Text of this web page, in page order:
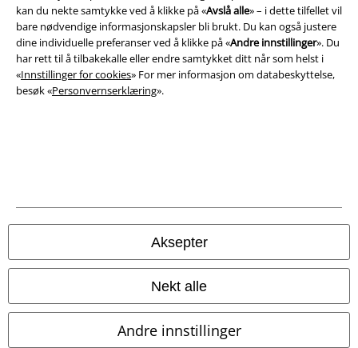
kan du nekte samtykke ved å klikke på «Avslå alle» – i dette tilfellet vil
bare nødvendige informasjonskapsler bli brukt. Du kan også justere
dine individuelle preferanser ved å klikke på «Andre innstillinger». Du
har rett til å tilbakekalle eller endre samtykket ditt når som helst i
«Innstillinger for cookies» For mer informasjon om databeskyttelse,
besøk «Personvernserklæring».
Aksepter
Nekt alle
Andre innstillinger
Impressum
Konfidensialitetserklæring
Avfallshåndtering og miljøbeskyttelse
Alle priser inkluderer moms og skatt.Frakt er ikke inkludert.
© 1986-2026 E.M.P. Merchandising HGmbH
EMP Online Shops